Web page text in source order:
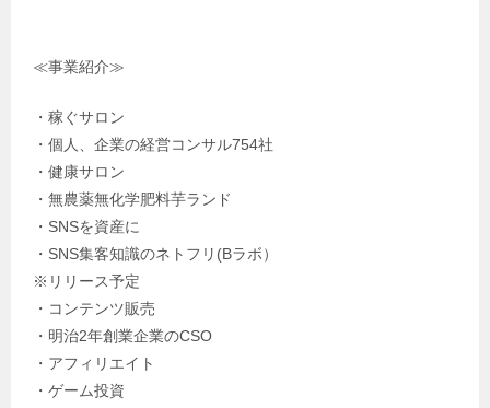
≪事業紹介≫
・稼ぐサロン
・個人、企業の経営コンサル754社
・健康サロン
・無農薬無化学肥料芋ランド
・SNSを資産に
・SNS集客知識のネトフリ(Bラボ）
※リリース予定
・コンテンツ販売
・明治2年創業企業のCSO
・アフィリエイト
・ゲーム投資